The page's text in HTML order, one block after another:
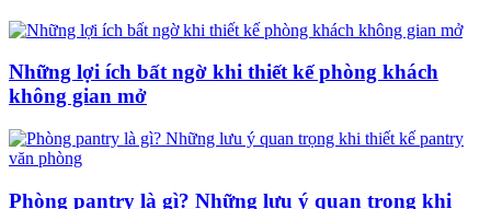
Những lợi ích bất ngờ khi thiết kế phòng khách
không gian mở
Phòng pantry là gì? Những lưu ý quan trọng khi